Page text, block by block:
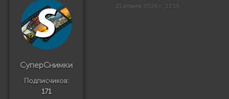
СуперСнимки
Подписчиков:
171
21 апреля 2026 г., 13:15